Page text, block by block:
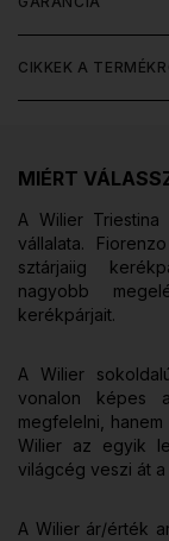
CIKKEK A
MIÉRT
A Wilier
vállalata.
sztárjaiig
nagyobb
kerékpárjait.
A Wilier
vonalon képes
megfelelni,
Wilier az egyik
világcég veszi át
A Wilier ár/érték